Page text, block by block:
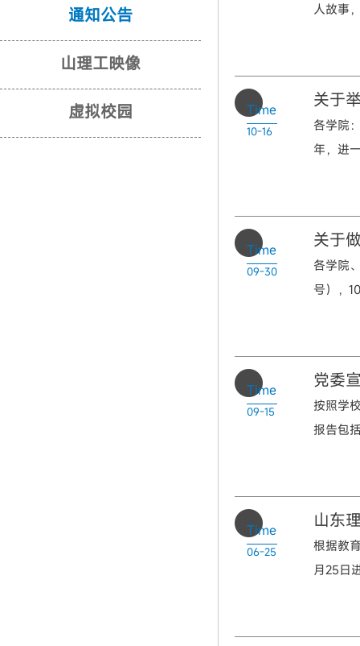
通知公告
山理工映像
虚拟校园
人故事
Time
10-16
关于
各学院
年，进
Time
09-30
关于
各学院
号），
Time
09-15
党委
按照学
报告包
Time
06-25
山东
根据教
月25日